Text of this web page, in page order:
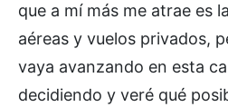
que a mí más me atrae es
aéreas y vuelos privados,
vaya avanzando en esta
decidiendo y veré qué